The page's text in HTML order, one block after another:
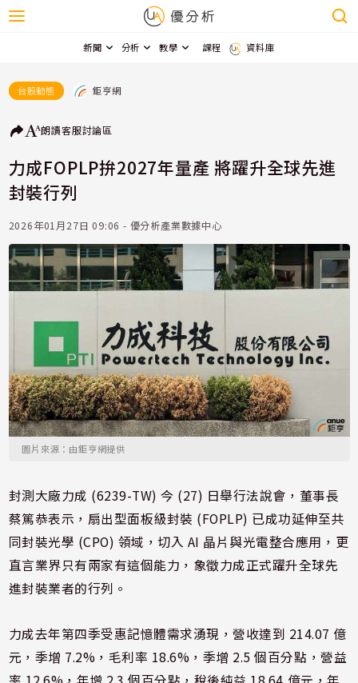
新聞 分析 教學 課程 資料庫
台股動態 鉅亨網
朗讀客服討論區
力成FOPLP拚2027年量產 將躍升全球先進
封裝行列
2026年01月27日 09:06 - 優分析產業數據中心
圖片來源：由鉅亨網提供
封測大廠力成 (6239-TW) 今 (27) 日舉行法說會，董事長
蔡篤恭表示，扇出型面板級封裝 (FOPLP) 已成功延伸至共
同封裝光學 (CPO) 領域，切入 AI 晶片與光電整合應用，更
直言業界只有兩家有這個能力，象徵力成正式躍升全球先
進封裝業者的行列。
力成去年第四季受惠記憶體需求湧現，營收達到 214.07 億
元，季增 7.2%，毛利率 18.6%，季增 2.5 個百分點，營益